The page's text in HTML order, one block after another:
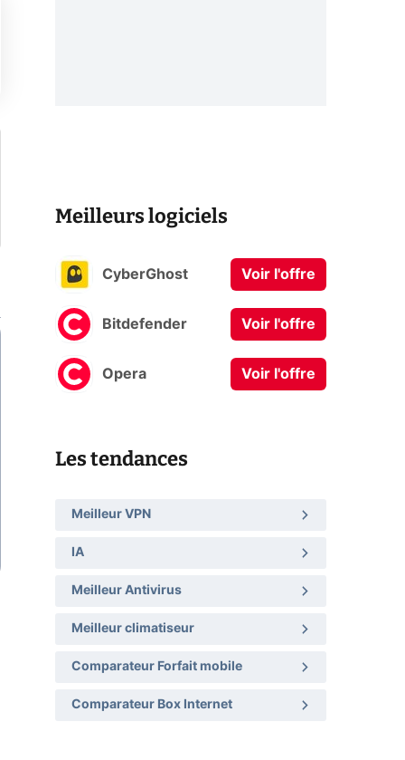
Meilleurs logiciels
CyberGhost Voir l'offre
Bitdefender Voir l'offre
Opera Voir l'offre
Les tendances
Meilleur VPN
IA
Meilleur Antivirus
Meilleur climatiseur
Comparateur Forfait mobile
Comparateur Box Internet